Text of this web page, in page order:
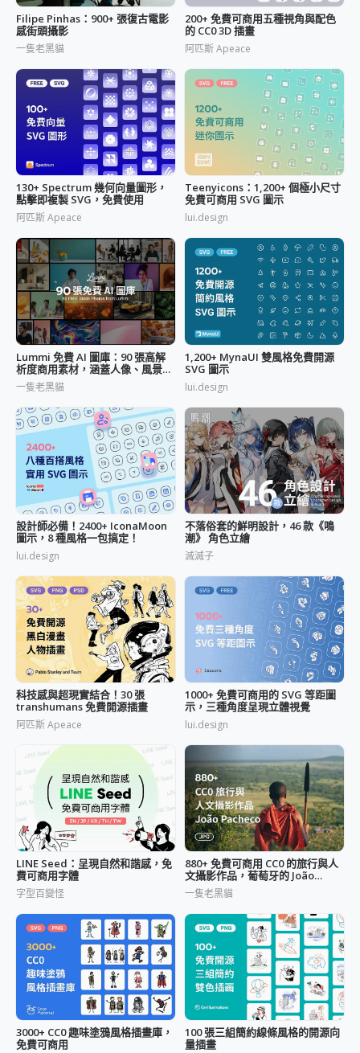
Filipe Pinhas：900+ 張復古電影
感街頭攝影
一隻老黑貓
200+ 免費可商用五種視角與配色
的 CC0 3D 插畫
阿匹斯 Apeace
130+ Spectrum 幾何向量圖形，
點擊即複製 SVG，免費使用
阿匹斯 Apeace
Teenyicons：1,200+ 個極小尺寸
免費可商用 SVG 圖示
lui.design
Lummi 免費 AI 圖庫：90 張高解
析度商用素材，涵蓋人像、風景與
靜物六大主題
一隻老黑貓
1,200+ MynaUI 雙風格免費開源
SVG 圖示
lui.design
設計師必備！2400+ IconaMoon
圖示，8 種風格一包搞定！
lui.design
不落俗套的鮮明設計，46 款《鳴
潮》 角色立繪
滅滅子
科技感與超現實結合！30 張
transhumans 免費開源插畫
阿匹斯 Apeace
1000+ 免費可商用的 SVG 等距圖
示，三種角度呈現立體視覺
lui.design
LINE Seed：呈現自然和諧感，免
費可商用字體
字型百變怪
880+ 免費可商用 CC0 的旅行與人
文攝影作品，葡萄牙的 João
Pacheco
一隻老黑貓
3000+ CC0 趣味塗鴉風格插畫庫，
免費可商用
100 張三組簡約線條風格的開源向
量插畫